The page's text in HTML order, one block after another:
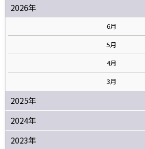
2026年
6月
5月
4月
3月
2025年
2024年
2023年